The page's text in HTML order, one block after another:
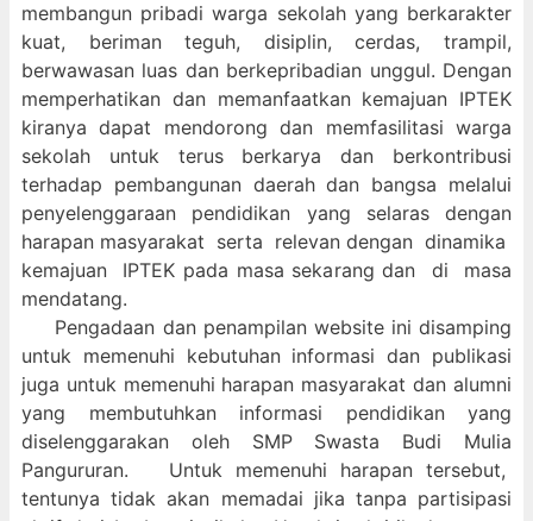
membangun pribadi warga sekolah yang berkarakter
kuat, beriman teguh, disiplin, cerdas, trampil,
berwawasan luas dan berkepribadian unggul. Dengan
memperhatikan dan memanfaatkan kemajuan IPTEK
kiranya dapat mendorong dan memfasilitasi warga
sekolah untuk terus berkarya dan berkontribusi
terhadap pembangunan daerah dan bangsa melalui
penyelenggaraan pendidikan yang selaras dengan
harapan masyarakat serta relevan dengan dinamika
kemajuan IPTEK pada masa sekarang dan di masa
mendatang.
Pengadaan dan penampilan website ini disamping
untuk memenuhi kebutuhan informasi dan publikasi
juga untuk memenuhi harapan masyarakat dan alumni
yang membutuhkan informasi pendidikan yang
diselenggarakan oleh SMP Swasta Budi Mulia
Pangururan. Untuk memenuhi harapan tersebut,
tentunya tidak akan memadai jika tanpa partisipasi